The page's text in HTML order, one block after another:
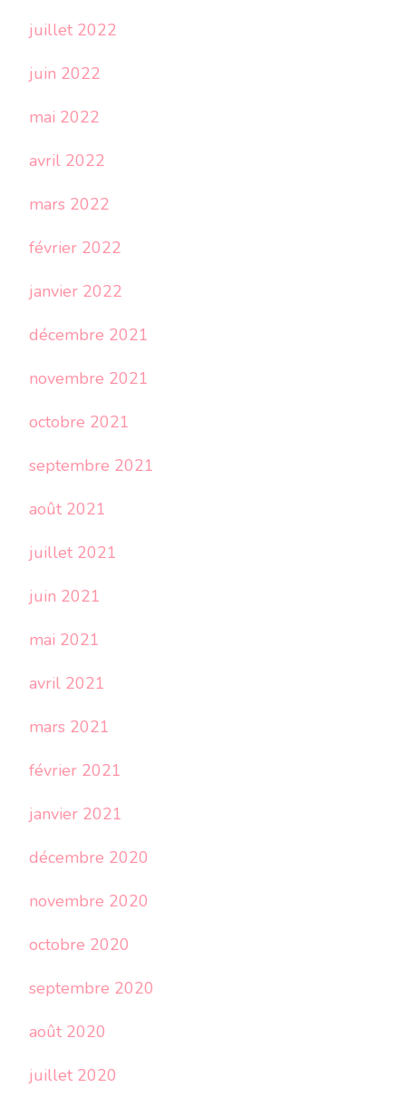
juillet 2022
juin 2022
mai 2022
avril 2022
mars 2022
février 2022
janvier 2022
décembre 2021
novembre 2021
octobre 2021
septembre 2021
août 2021
juillet 2021
juin 2021
mai 2021
avril 2021
mars 2021
février 2021
janvier 2021
décembre 2020
novembre 2020
octobre 2020
septembre 2020
août 2020
juillet 2020